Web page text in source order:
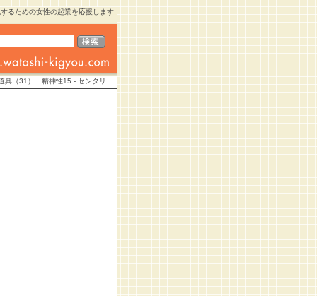
るための女性の起業を応援します
（31） 精神性15 - センタリ